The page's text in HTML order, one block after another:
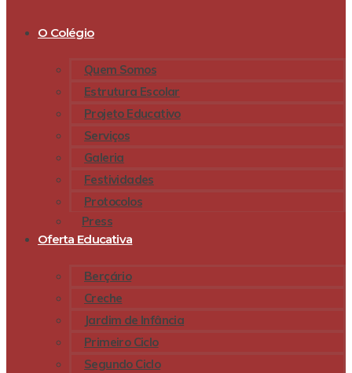
O Colégio
Quem Somos
Estrutura Escolar
Projeto Educativo
Serviços
Galeria
Festividades
Protocolos
Press
Oferta Educativa
Berçário
Creche
Jardim de Infância
Primeiro Ciclo
Segundo Ciclo